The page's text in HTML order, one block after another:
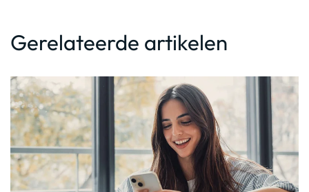
Gerelateerde artikelen